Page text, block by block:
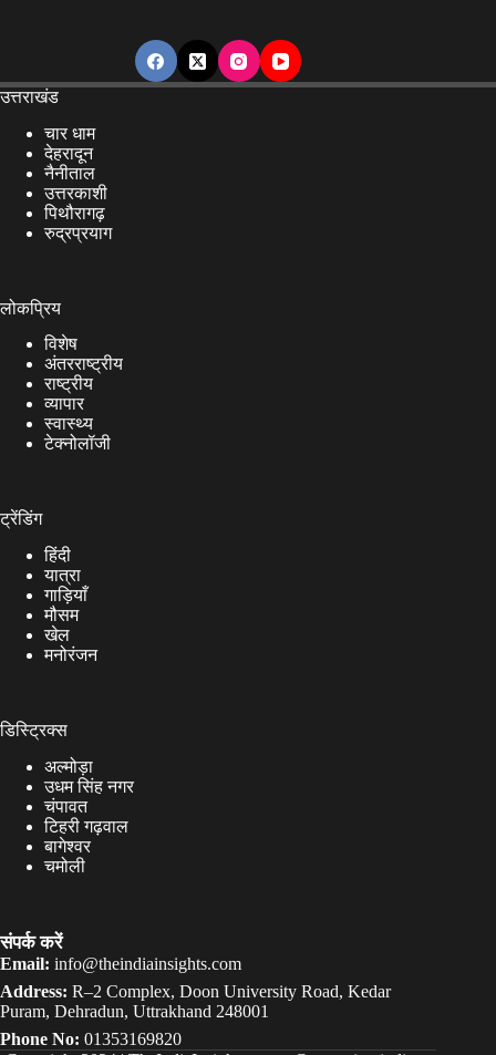
उत्तराखंड
चार धाम
देहरादून
नैनीताल
उत्तरकाशी
पिथौरागढ़
रुद्रप्रयाग
लोकप्रिय
विशेष
अंतरराष्ट्रीय
राष्ट्रीय
व्यापार
स्वास्थ्य
टेक्नोलॉजी
ट्रेंडिंग
हिंदी
यात्रा
गाड़ियाँ
मौसम
खेल
मनोरंजन
डिस्ट्रिक्स
अल्मोड़ा
उधम सिंह नगर
चंपावत
टिहरी गढ़वाल
बागेश्वर
चमोली
संपर्क करें
Email: info@theindiainsights.com
Address: R–2 Complex, Doon University Road, Kedar
Puram, Dehradun, Uttrakhand 248001
Phone No: 01353169820